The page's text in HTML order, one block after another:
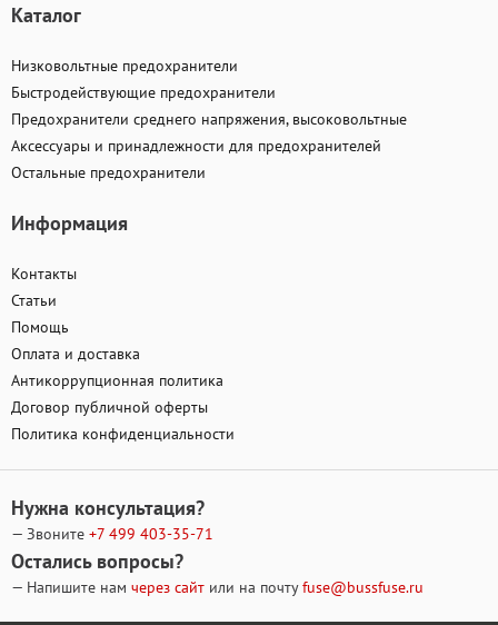
Каталог
Низковольтные предохранители
Быстродействующие предохранители
Предохранители среднего напряжения, высоковольтные
Аксессуары и принадлежности для предохранителей
Остальные предохранители
Информация
Контакты
Статьи
Помощь
Оплата и доставка
Антикоррупционная политика
Договор публичной оферты
Политика конфиденциальности
Нужна консультация?
— Звоните +7 499 403-35-71
Остались вопросы?
— Напишите нам через сайт или на почтуfuse@bussfuse.ru